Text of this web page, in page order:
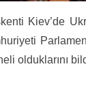
Kiev’de
olduklarını